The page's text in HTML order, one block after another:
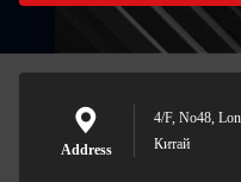
Address
4/F, No48,
Китай